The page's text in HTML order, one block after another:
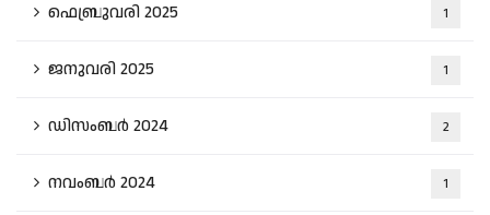
ഫെബ്രുവരി 2025 1
ജനുവരി 2025 1
ഡിസംബർ 2024 2
നവംബർ 2024 1